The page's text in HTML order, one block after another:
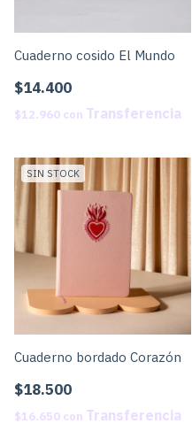
Cuaderno cosido El Mundo
$14.400
$12.960 con
SIN STOCK
Cuaderno bordado Corazón
$18.500
$16.650 con